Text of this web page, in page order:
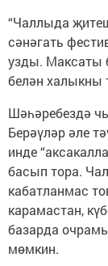
“Чаллыда
сәнәгать
узды. Максаты
белән халыкны
Шәһәребездә
Берәүләр әле
инде
басып тора.
кабатланмас
карамастан,
базарда
мөмкин.